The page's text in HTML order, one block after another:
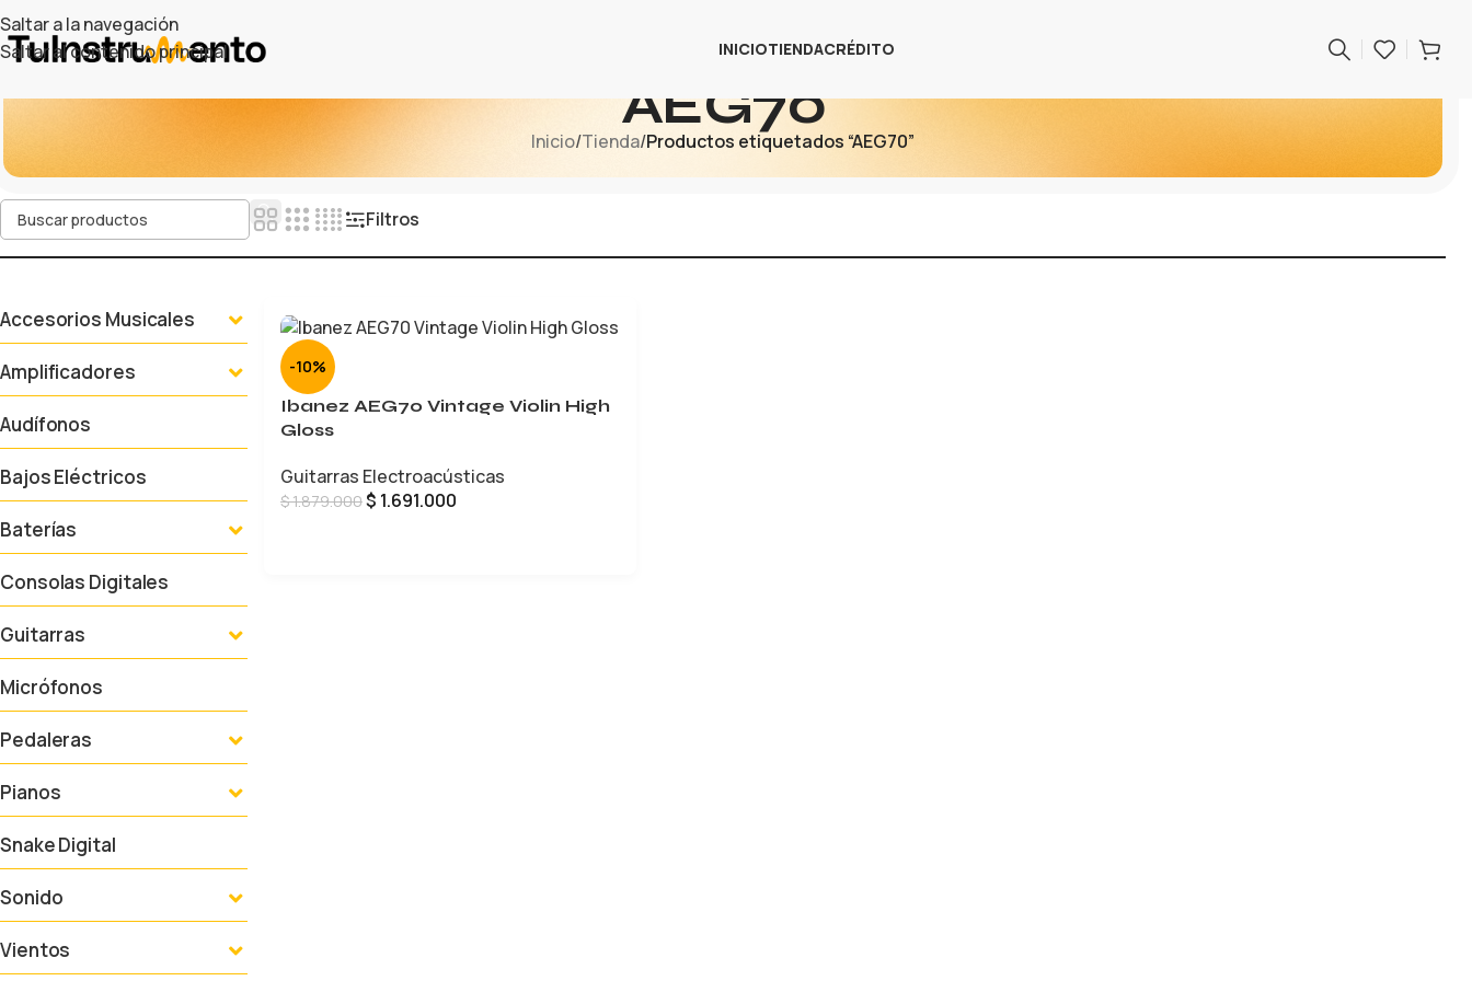
Saltar a la navegación
Saltar al contenido principal
INICIOTIENDACRÉDITO
AEG70
Inicio/Tienda/Productos etiquetados “AEG70”
Filtros
Accesorios Musicales
Amplificadores
Audífonos
Bajos Eléctricos
Baterías
Consolas Digitales
Guitarras
Micrófonos
Pedaleras
Pianos
Snake Digital
Sonido
Vientos
-10%
Ibanez AEG70 Vintage Violin High
Gloss
Guitarras Electroacústicas
$1.879.000$ 1.691.000